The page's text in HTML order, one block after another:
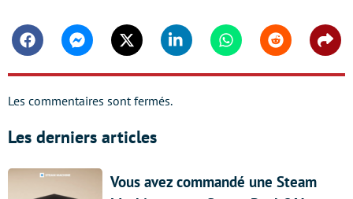
FacebookMessengerTwitter Linkedin WhatsappReddit
Les commentaires sont fermés.
Les derniers articles
Vous avez commandé une Steam